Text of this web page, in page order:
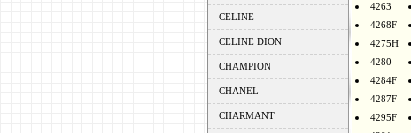
CELINE
CELINE DION
CHAMPION
CHANEL
CHARMANT
4263
4268F
4275H
4280
4284F
4287F
4295F